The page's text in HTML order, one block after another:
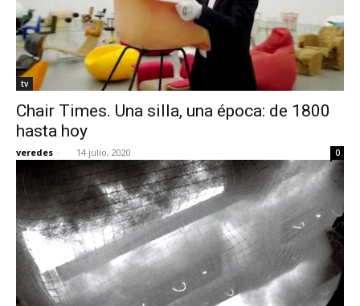
tv
Chair Times. Una silla, una época: de 1800
hasta hoy
veredes - 14 julio, 2020 0